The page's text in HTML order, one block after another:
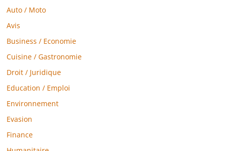
Auto / Moto
Avis
Business / Economie
Cuisine / Gastronomie
Droit / Juridique
Education / Emploi
Environnement
Evasion
Finance